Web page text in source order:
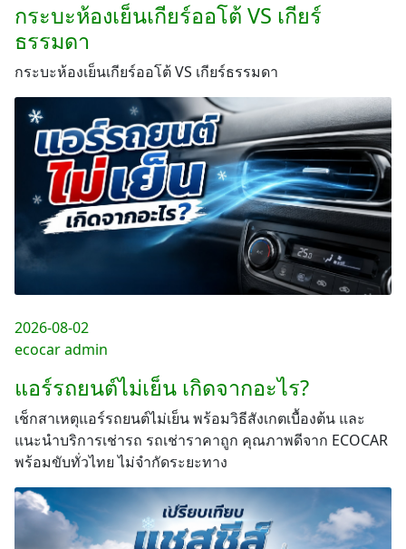
กระบะห้องเย็นเกียร์ออโต้ VS เกียร์
ธรรมดา
กระบะห้องเย็นเกียร์ออโต้ VS เกียร์ธรรมดา
2026-08-02
ecocar admin
แอร์รถยนต์ไม่เย็น เกิดจากอะไร?
เช็กสาเหตุแอร์รถยนต์ไม่เย็น พร้อมวิธีสังเกตเบื้องต้น และ
แนะนำบริการเช่ารถ รถเช่าราคาถูก คุณภาพดีจาก ECOCAR
พร้อมขับทั่วไทย ไม่จำกัดระยะทาง